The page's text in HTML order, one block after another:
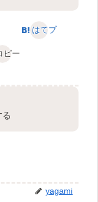
はてブ
ピー
yagami